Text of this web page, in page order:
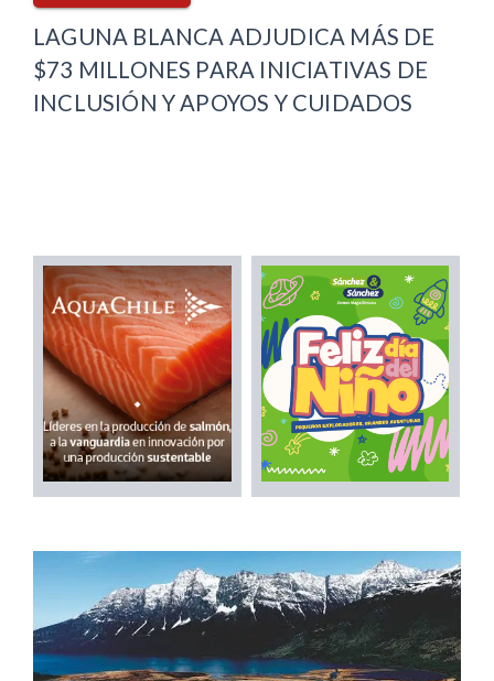
LAGUNA BLANCA ADJUDICA MÁS DE
$73 MILLONES PARA INICIATIVAS DE
INCLUSIÓN Y APOYOS Y CUIDADOS